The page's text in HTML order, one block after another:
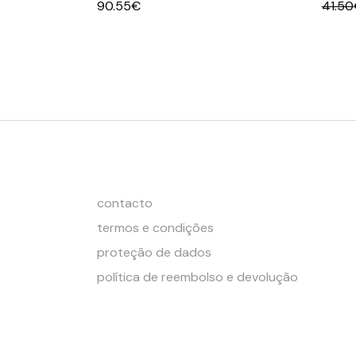
90.55€
41.50
O
O
contacto
termos e condições
proteção de dados
política de reembolso e devolução